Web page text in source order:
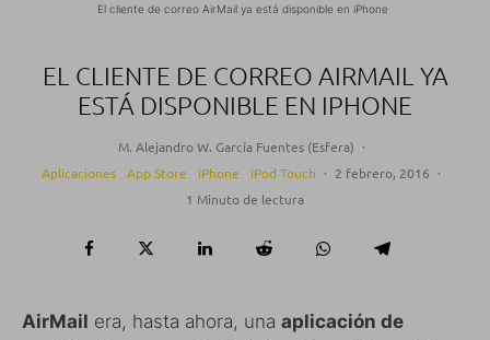
El cliente de correo AirMail ya está disponible en iPhone
EL CLIENTE DE CORREO AIRMAIL YA
ESTÁ DISPONIBLE EN IPHONE
M. Alejandro W. García Fuentes (Esfera) ·
Aplicaciones
App Store iPhone iPod Touch · 2 febrero, 2016 ·
1 Minuto de lectura
AirMail era, hasta ahora, una aplicación de